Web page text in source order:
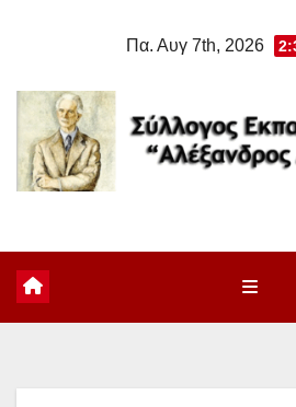
Πα. Αυγ 7th, 2026